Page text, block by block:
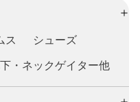
ス シューズ
・ネックゲイター他